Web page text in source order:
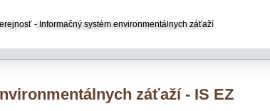
- Informačný systém environmentálnych záťaží
záťaží - IS EZ